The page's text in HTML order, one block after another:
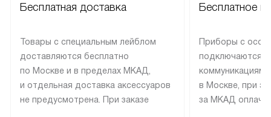
Бесплатная доставка
Товары с специальным лейблом
доставляются бесплатно
по Москве и в пределах МКАД,
и отдельная доставка аксессуаров
не предусмотрена. При заказе
Бесплатное
Приборы с
подключаются к
коммуникациям
в Москве, при
за МКАД